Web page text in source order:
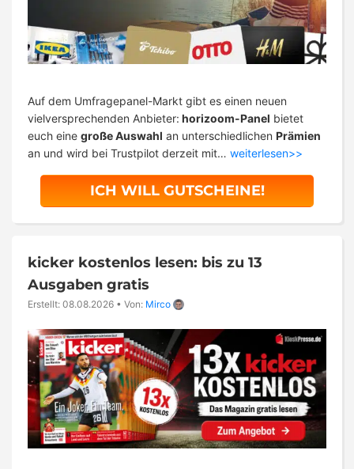
Auf dem Umfragepanel-Markt gibt es einen neuen
vielversprechenden Anbieter: horizoom-Panel bietet
euch eine große Auswahl an unterschiedlichen Prämien
an und wird bei Trustpilot derzeit mit… weiterlesen>>
ICH WILL GUTSCHEINE!
kicker kostenlos lesen: bis zu 13
Ausgaben gratis
Erstellt: 08.08.2026 • Von: Mirco